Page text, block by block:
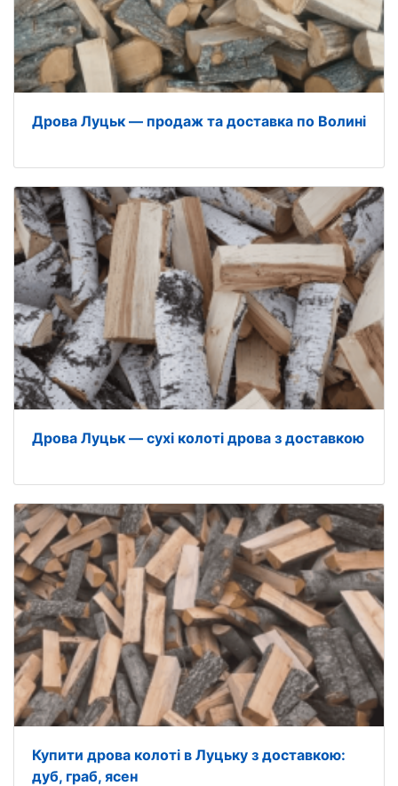
Дрова Луцьк — продаж та доставка по Волині
Дрова Луцьк — сухі колоті дрова з доставкою
Купити дрова колоті в Луцьку з доставкою:
дуб, граб, ясен